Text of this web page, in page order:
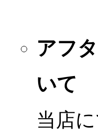
アフ
いて
当店